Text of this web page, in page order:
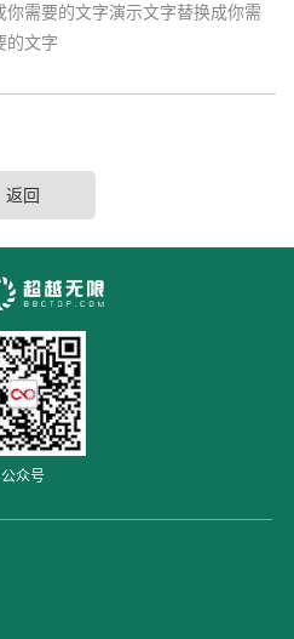
需要的文字演示文字替换成你需
的文字
返回
公众号